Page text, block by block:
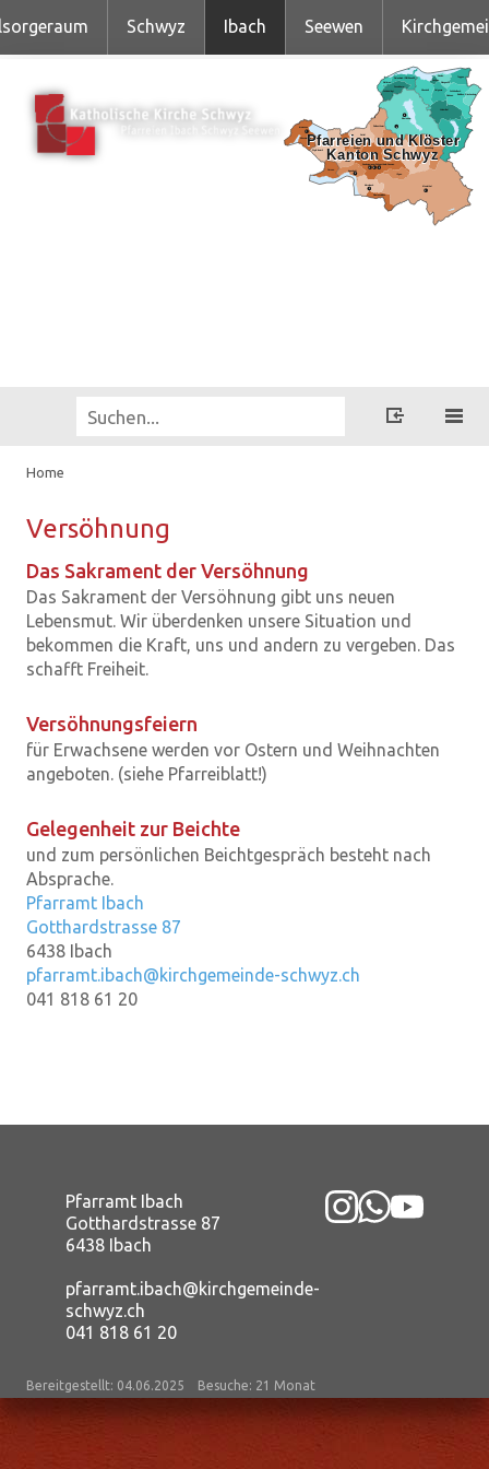
Schwyz Ibach Seewen
Home
Ver­söh­nung
Das Sakrament der Versöhnung
Das Sakrament der Versöhnung gibt uns neuen
Lebensmut. Wir überdenken unsere Situation und
bekommen die Kraft, uns und andern zu vergeben. Das
schafft Freiheit.
Versöhnungsfeiern
für Erwachsene werden vor Ostern und Weihnachten
angeboten. (siehe Pfarreiblatt!)
Gelegenheit zur Beichte
und zum persönlichen Beichtgespräch besteht nach
Absprache.
Pfarramt Ibach
Gotthardstrasse 87
6438 Ibach
pfarramt.ibach@kirchgemeinde-schwyz.ch
041 818 61 20
Pfarramt Ibach
Gotthardstrasse 87
6438 Ibach
pfarramt.ibach@kirchgemeinde-
schwyz.ch
041 818 61 20
Bereitgestellt: 04.06.2025 Besuche: 21 Monat